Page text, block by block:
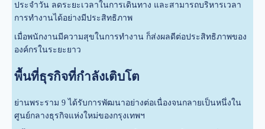
ประจำวัน ลดระยะเวลาในการเดินทาง และสามารถบริหารเวลา
การทำงานได้อย่างมีประสิทธิภาพ
เมื่อพนักงานมีความสุขในการทำงาน ก็ส่งผลดีต่อประสิทธิภาพของ
องค์กรในระยะยาว
พื้นที่ธุรกิจที่กำลังเติบโต
ย่านพระราม 9 ได้รับการพัฒนาอย่างต่อเนื่องจนกลายเป็นหนึ่งใน
ศูนย์กลางธุรกิจแห่งใหม่ของกรุงเทพฯ